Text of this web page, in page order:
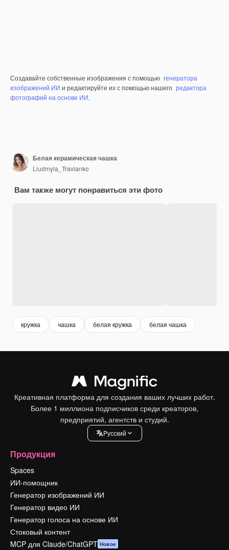
Создавайте собственные изображения с помощью генератора
изображений ИИ и редактируйте их с помощью нашего редактора
фотографий на основе ИИ.
Белая керамическая чашка
Liudmyla_Travianko
Вам также могут понравиться эти фото
кружка чашка белая кружка белая чашка
Креативная платформа для создания ваших лучших работ.
Более 1 миллиона подписчиков среди креаторов,
предприятий, агентств и студий.
Pусский
Продукция
Spaces
ИИ-помощник
Генератор изображений ИИ
Генератор видео ИИ
Генератор голоса на основе ИИ
Стоковый контент
MCP для Claude/ChatGPT Новое